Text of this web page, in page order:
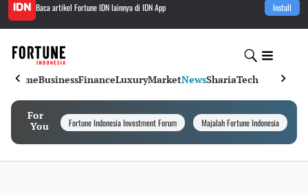
Baca artikel Fortune IDNlainnya di IDN App Install
HomeBusinessFinanceLuxuryMarketNewsShariaTech
For
You
Fortune Indonesia Investment Forum Majalah Fortune Indonesia